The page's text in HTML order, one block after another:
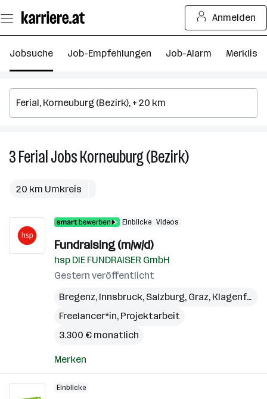
Seiteninhalt
springen
Anmelden
Jobsuche Job-Empfehlungen Job-Alarm Merkliste
3FerialJobsKorneuburg (Bezirk)3
20 km Umkreis
Einblicke Videos
Fundraising (m/w/d)
hsp DIE FUNDRAISER GmbH
Gestern veröffentlicht
Bregenz, Innsbruck, Salzburg, Graz, Klagenfurt
Freelancer*in, Projektarbeit
3.300 € monatlich
Merken
Einblicke